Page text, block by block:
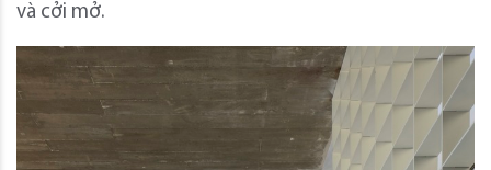
và cởi mở.